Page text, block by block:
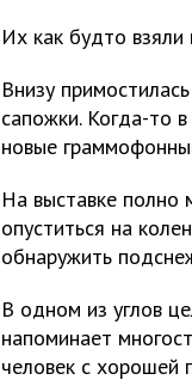
Их как будто взяли
Внизу
сапожки. Когда-то
новые
На выставке полно
опуститься на
обнаружить
В одном из углов
напоминает
человек с хорошей